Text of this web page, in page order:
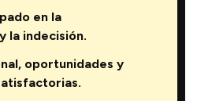
en la
la indecisión.
oportunidades y